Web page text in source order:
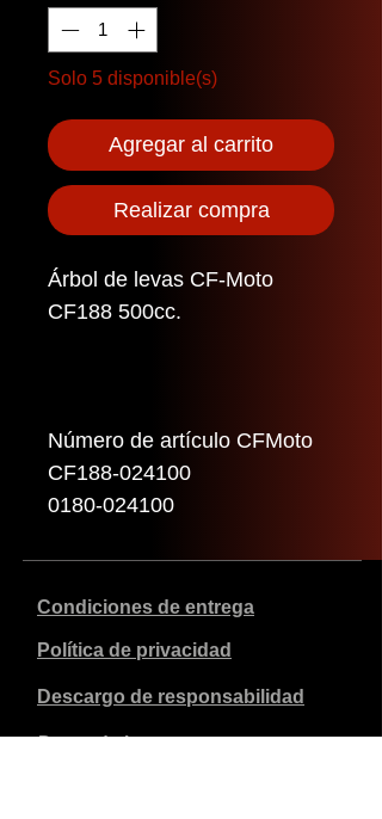
Solo 5 disponible(s)
Agregar al carrito
Realizar compra
Árbol de levas CF-Moto
CF188 500cc.
Número de artículo CFMoto
CF188-024100
0180-024100
Condiciones de entrega
Política de privacidad
Descargo de responsabilidad
Datos de la empresa